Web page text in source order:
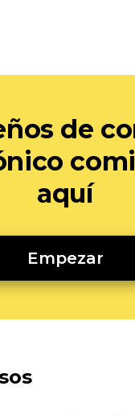
de
aquí
Empezar